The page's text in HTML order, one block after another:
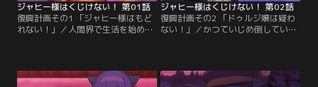
ジャヒー様はくじけない！ 第01話
復興計画その1 「ジャヒー様はもど
れない！」／人間界で生活を始めた
バイトの日々。バイト先の店長はや
ジャヒー様はくじけない！ 第02話
復興計画その2 「ドゥルジ嬢は疑わ
ない！」／かつていじめ倒していた
子。そればかりか、着々と魔石を手